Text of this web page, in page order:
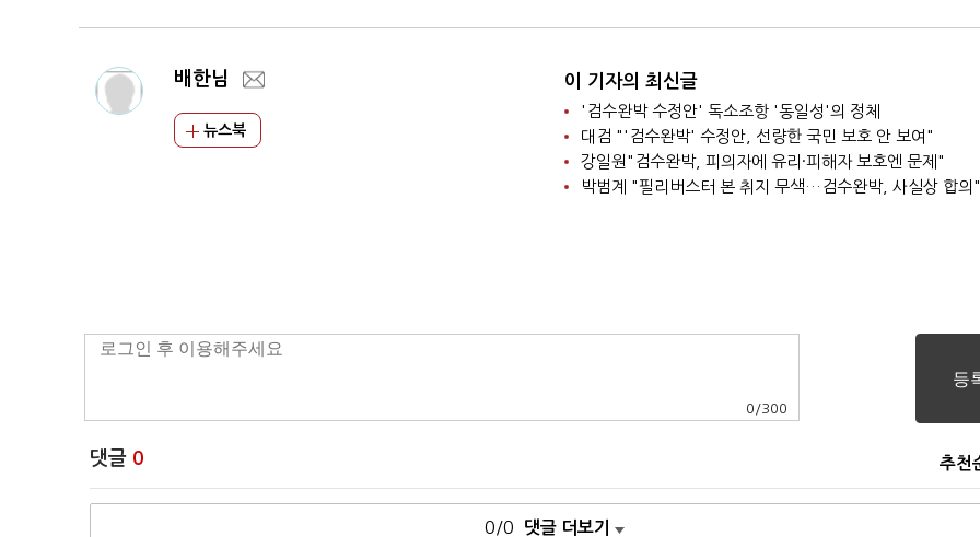
배한님
뉴스북
이 기자의 최신글
'검수완박 수정안' 독소조항 '동일성'의 정체
대검 "'검수완박' 수정안, 선량한 국민 보호 안 보여"
강일원"검수완박, 피의자에 유리·피해자 보호엔 문제"
박범계 "필리버스터 본 취지 무색…검수완박, 사실상 합의"
0 /300
댓글 0 추천
0/0 댓글 더보기